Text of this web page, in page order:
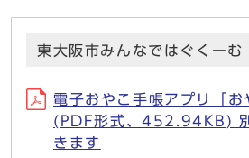
東大阪市みんなではぐくーむ
電子おやこ手帳アプリ「お
(PDF形式、452.94KB)
きます